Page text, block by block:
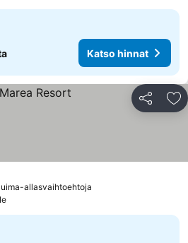
Katso hinnat
Jaa
allasvaihtoehtoja